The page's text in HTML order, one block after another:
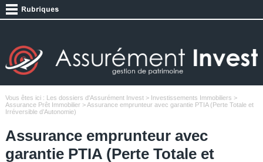
Vous êtes ici : Les dossiers d'Assurément Invest> Investissements Immobiliers >
Assurance Prêt Immobilier> Assurance emprunteur avec garantie PTIA (Perte Totale et
Irréversible d’Autonomie)
Assurance emprunteur avec
garantie PTIA (Perte Totale et